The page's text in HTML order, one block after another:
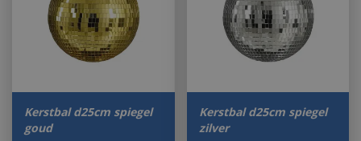
Kerstbal d25cm spiegel
goud
Kerstbal d25cm spiegel
zilver